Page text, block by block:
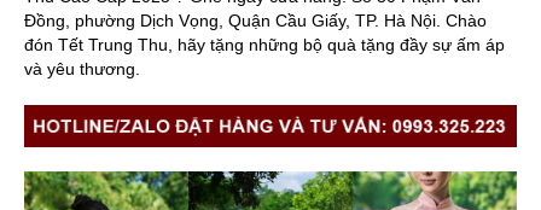
Đồng, phường Dịch Vọng, Quận Cầu Giấy, TP. Hà Nội. Chào
đón Tết Trung Thu, hãy tặng những bộ quà tặng đầy sự ấm áp
và yêu thương.